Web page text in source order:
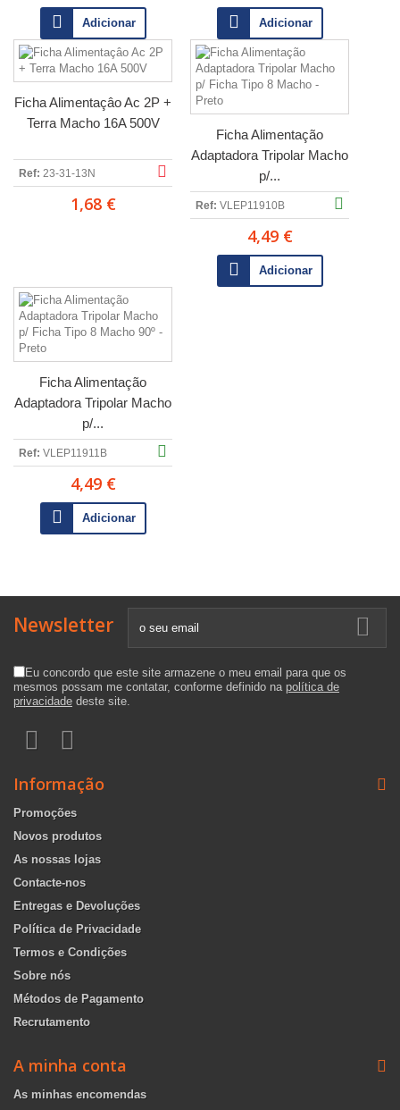
Adicionar Adicionar
Ficha Alimentaçâo Ac 2P +
Terra Macho 16A 500V
Ref: 23-31-13N
1,68 €
Ficha Alimentação
Adaptadora Tripolar Macho
p/...
Ref: VLEP11910B
4,49 €
Adicionar
Ficha Alimentação
Adaptadora Tripolar Macho
p/...
Ref: VLEP11911B
4,49 €
Adicionar
Newsletter
Eu concordo que este site armazene o meu email para que os
mesmos possam me contatar, conforme definido na política de
privacidade deste site.
Informação
Promoções
Novos produtos
As nossas lojas
Contacte-nos
Entregas e Devoluções
Política de Privacidade
Termos e Condições
Sobre nós
Métodos de Pagamento
Recrutamento
A minha conta
As minhas encomendas